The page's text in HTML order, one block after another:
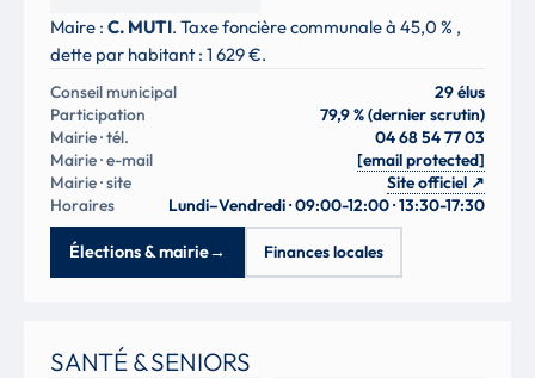
Maire : C. MUTI. Taxe foncière communale à 45,0 % ,
dette par habitant : 1 629 €.
Conseil municipal
29 élus
Participation
79,9 % (dernier scrutin)
Mairie · tél.
04 68 54 77 03
Mairie · e-mail
[email protected]
Mairie · site
Site officiel ↗
Horaires
Lundi–Vendredi · 09:00-12:00 · 13:30-17:30
Élections & mairie→ Finances locales
SANTÉ & SENIORS